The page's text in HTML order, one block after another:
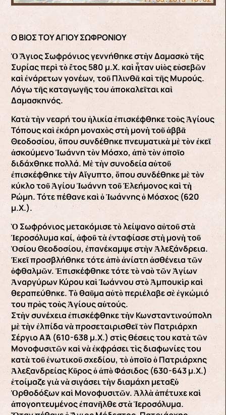
Ο ΒΙΟΣ ΤΟΥ ΑΓΙΟΥ ΣΩΦΡΟΝΙΟΥ
Ὁ Ἅγιος Σωφρόνιος γεννήθηκε στὴν Δαμασκὸ τῆς
Συρίας περὶ τὸ ἔτος 580 μ.Χ. καὶ ἦταν υἱὸς εὐσεβῶν
καὶ ἐνάρετων γονέων, τοῦ Πλινθᾶ καὶ τῆς Μυρούς.
Λόγω τῆς καταγωγῆς του ἀποκαλεῖται καὶ
Δαμασκηνός.
Κατὰ τὴν νεαρή του ἡλικία ἐπισκέφθηκε τοὺς Ἁγίους
Τόπους καὶ ἐκάρη μοναχὸς στὴ μονὴ τοῦ ἀββᾶ
Θεοδοσίου, ὅπου συνδέθηκε πνευματικὰ μὲ τὸν ἐκεῖ
ἀσκούμενο Ἰωάννη τὸν Μόσχο, ἀπὸ τὸν ὁποῖο
διδάχθηκε πολλά. Μὲ τὴν συνοδεία αὐτοῦ
ἐπισκέφθηκε τὴν Αἴγυπτο, ὅπου συνδέθηκε μὲ τὸν
κύκλο τοῦ Ἁγίου Ἰωάννη τοῦ Ἐλεήμονος καὶ τὴ
Ρώμη. Τότε πέθανε καὶ ὁ Ἰωάννης ὁ Μόσχος (620
μ.Χ.).
Ὁ Σωφρόνιος μετακόμισε τὸ λείψανο αὐτοῦ στὰ
Ἱεροσόλυμα καί, ἀφοῦ τὰ ἐνταφίασε στὴ μονὴ τοῦ
Ὁσίου Θεοδοσίου, ἐπανέκαμψε στὴν Ἀλεξάνδρεια.
Ἐκεῖ προσβλήθηκε τότε ἀπὸ ἀνίατη ἀσθένεια τῶν
ὀφθαλμῶν. Ἐπισκέφθηκε τότε τὸ ναὸ τῶν Ἁγίων
Ἀναργύρων Κύρου καὶ Ἰωάννου στὸ Ἀμπουκὶρ καὶ
θεραπεύθηκε. Τὸ θαῦμα αὐτὸ περιέλαβε σὲ ἐγκώμιό
του πρὸς τοὺς Ἁγίους αὐτούς.
Στὴν συνέχεια ἐπισκέφθηκε τὴν Κωνσταντινούπολη
μὲ τὴν ἐλπίδα νὰ προσεταιρισθεῖ τὸν Πατριάρχη
Σέργιο ΑΆ (610-638 μ.Χ.) στὶς θέσεις του κατὰ τῶν
Μονοφυσιτῶν καὶ νὰ ἐκφράσει τὶς διαφωνίες του
κατὰ τοῦ ἑνωτικοῦ σχεδίου, τὸ ὁποῖο ὁ Πατριάρχης
Ἀλεξανδρείας Κῦρος ὁ ἀπὸ Φάσιδος (630-643 μ.Χ.)
ἑτοίμαζε γιὰ νὰ σιγάσει τὴν διαμάχη μεταξὺ
Ὀρθοδόξων καὶ Μονοφυσιτῶν. Ἀλλὰ ἀπέτυχε καὶ
ἀπογοητευμένος ἐπανῆλθε στὰ Ἱεροσόλυμα.